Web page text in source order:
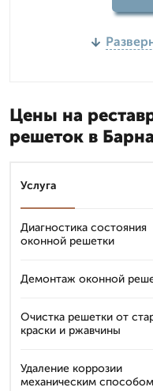
Цены на
решеток в
Услуга
Диагностика состояния
оконной решетки
Демонтаж оконной
Очистка решетки от
краски и ржавчины
Удаление коррозии
механическим способом